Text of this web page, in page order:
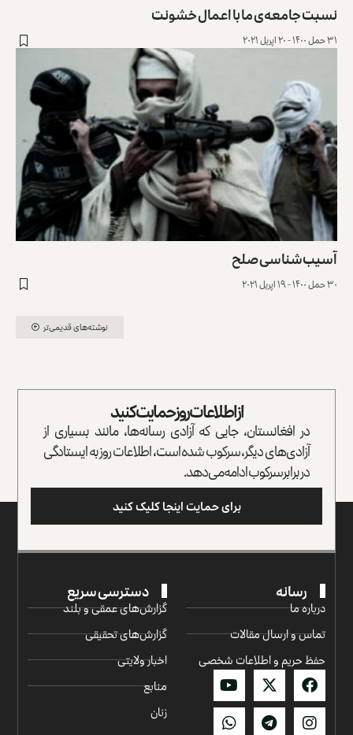
نسبت جامعه‌ی ما با اعمال خشونت
۳۱ حمل ۱۴۰۰ - ۲۰ اپریل ۲۰۲۱
آسیب‌شناسی صلح
۳۰ حمل ۱۴۰۰ - ۱۹ اپریل ۲۰۲۱
نوشته‌های قدیمی‌تر
از اطلاعات روز حمایت کنید
در افغانستان، جایی که آزادی رسانه‌ها، مانند بسیاری از
آزادی‌های دیگر، سرکوب شده است، اطلاعات روز به ایستادگی
در برابر سرکوب ادامه می‌دهد.
برای حمایت اینجا کلیک کنید
رسانه
درباره ما
تماس و ارسال مقالات
حفظ حریم و اطلاعات شخصی
دسترسی سریع
گزارش‌‌های عمقی و بلند
گزارش‌های تحقیقی
اخبار ولایتی
منابع
زنان